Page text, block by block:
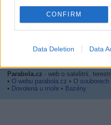
CONFIRM
Data Deletion Data
Prima sport - co nabídne v prvním
Parabola.cz - web o satelitní,
• O webu parabola.cz • O souborech
• Dovolená u moře • Bazény